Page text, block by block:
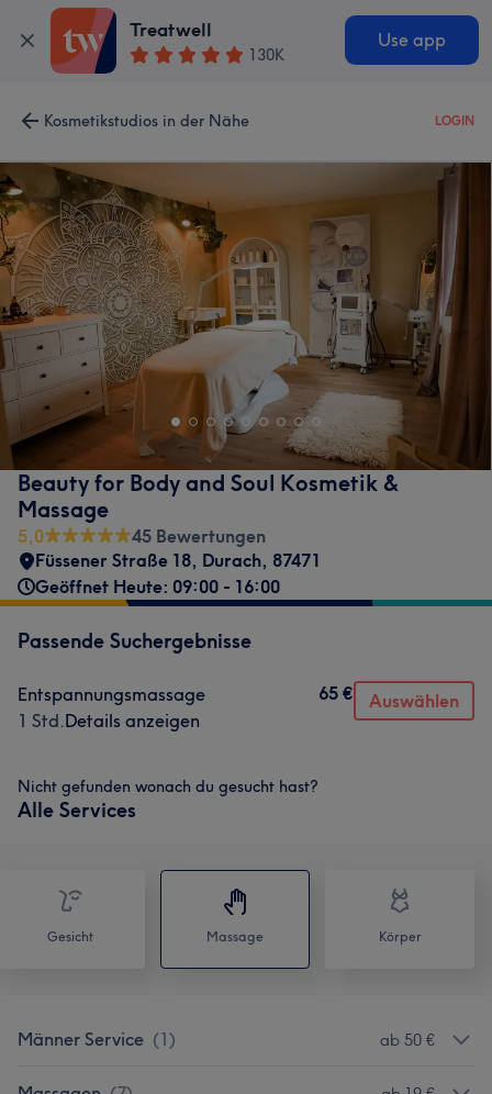
Treatwell
130K
Use app
Kosmetikstudios in der Nähe LOGIN
Beauty for Body and Soul Kosmetik &
Massage
5,0
45 Bewertungen
Füssener Straße 18, Durach, 87471
Geöffnet Heute: 09:00 - 16:00
Passende Suchergebnisse
Entspannungsmassage
1 Std.Details anzeigen
65 € Auswählen
Nicht gefunden wonach du gesucht hast?
Alle Services
Gesicht Massage Körper
Männer Service (1) ab 50 €